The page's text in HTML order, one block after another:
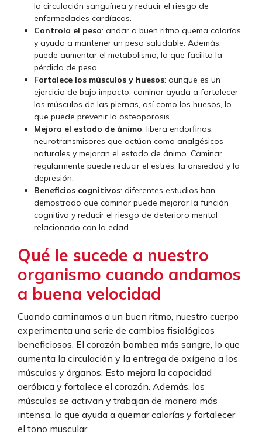
la circulación sanguínea y reducir el riesgo de
enfermedades cardíacas.
Controla el peso: andar a buen ritmo quema calorías
y ayuda a mantener un peso saludable. Además,
puede aumentar el metabolismo, lo que facilita la
pérdida de peso.
Fortalece los músculos y huesos: aunque es un
ejercicio de bajo impacto, caminar ayuda a fortalecer
los músculos de las piernas, así como los huesos, lo
que puede prevenir la osteoporosis.
Mejora el estado de ánimo: libera endorfinas,
neurotransmisores que actúan como analgésicos
naturales y mejoran el estado de ánimo. Caminar
regularmente puede reducir el estrés, la ansiedad y la
depresión.
Beneficios cognitivos: diferentes estudios han
demostrado que caminar puede mejorar la función
cognitiva y reducir el riesgo de deterioro mental
relacionado con la edad.
Qué le sucede a nuestro
organismo cuando andamos
a buena velocidad
Cuando caminamos a un buen ritmo, nuestro cuerpo
experimenta una serie de cambios fisiológicos
beneficiosos. El corazón bombea más sangre, lo que
aumenta la circulación y la entrega de oxígeno a los
músculos y órganos. Esto mejora la capacidad
aeróbica y fortalece el corazón. Además, los
músculos se activan y trabajan de manera más
intensa, lo que ayuda a quemar calorías y fortalecer
el tono muscular.